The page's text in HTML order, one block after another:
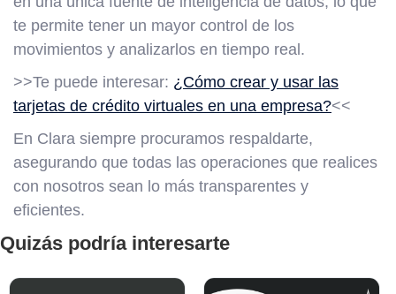
te permite tener un mayor control de los
movimientos y analizarlos en tiempo real.
>>Te puede interesar: ¿Cómo crear y usar las
tarjetas de crédito virtuales en una empresa?<<
En Clara siempre procuramos respaldarte,
asegurando que todas las operaciones que realices
con nosotros sean lo más transparentes y
eficientes.
Quizás podría interesarte